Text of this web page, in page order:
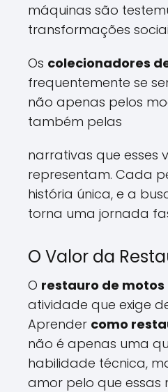
máquinas são
transformações
Os colecionadores
frequentemente se
não apenas pelos
também pelas
narrativas que esses
representam. Cada
história única, e a
torna uma jornada
O Valor da
O restauro de
atividade que exige
Aprender como
não é apenas uma
habilidade técnica,
amor pelo que essas